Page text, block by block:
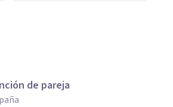
cercana: escucho sin juzgar,
puntualidad y respeto
su tiempo, su espacio y su modo.
de pareja